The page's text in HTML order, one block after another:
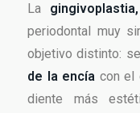
La gingivoplastia,
periodontal muy
objetivo distinto:
de la encía con el
diente más